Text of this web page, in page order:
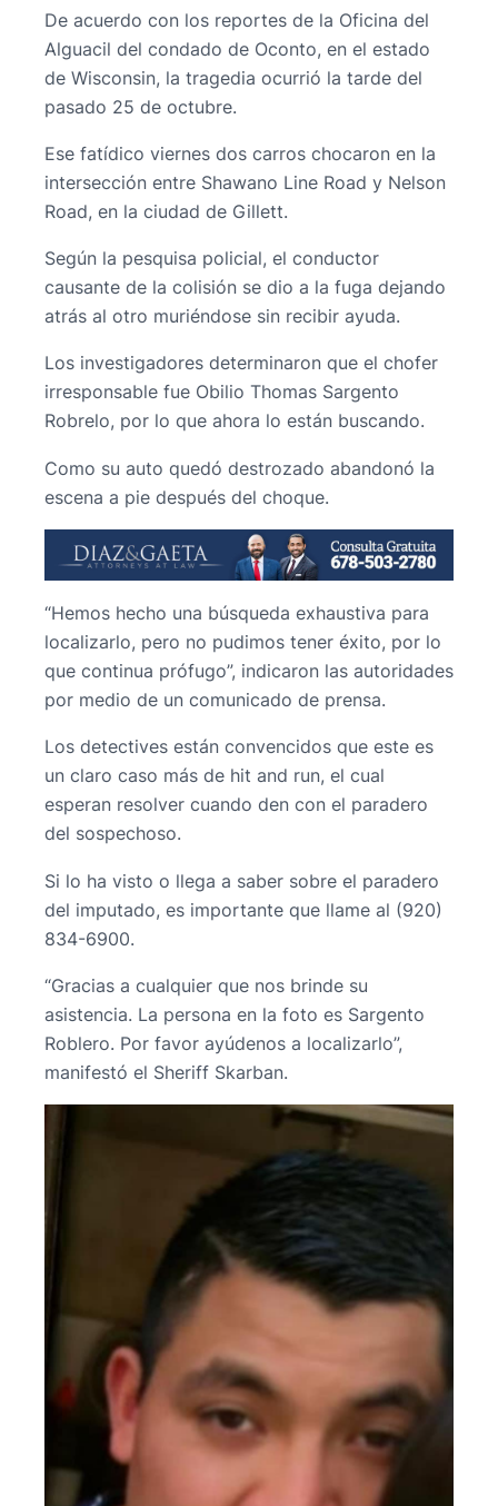
De acuerdo con los reportes de la Oficina del
Alguacil del condado de Oconto, en el estado
de Wisconsin, la tragedia ocurrió la tarde del
pasado 25 de octubre.
Ese fatídico viernes dos carros chocaron en la
intersección entre Shawano Line Road y Nelson
Road, en la ciudad de Gillett.
Según la pesquisa policial, el conductor
causante de la colisión se dio a la fuga dejando
atrás al otro muriéndose sin recibir ayuda.
Los investigadores determinaron que el chofer
irresponsable fue Obilio Thomas Sargento
Robrelo, por lo que ahora lo están buscando.
Como su auto quedó destrozado abandonó la
escena a pie después del choque.
“Hemos hecho una búsqueda exhaustiva para
localizarlo, pero no pudimos tener éxito, por lo
que continua prófugo”, indicaron las autoridades
por medio de un comunicado de prensa.
Los detectives están convencidos que este es
un claro caso más de hit and run, el cual
esperan resolver cuando den con el paradero
del sospechoso.
Si lo ha visto o llega a saber sobre el paradero
del imputado, es importante que llame al (920)
834-6900.
“Gracias a cualquier que nos brinde su
asistencia. La persona en la foto es Sargento
Roblero. Por favor ayúdenos a localizarlo”,
manifestó el Sheriff Skarban.